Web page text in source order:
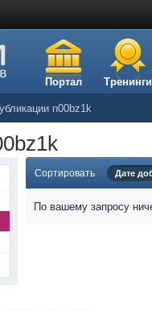
Портал Тренинги
n00bz1k
Сортировать Дате
По вашему запросу